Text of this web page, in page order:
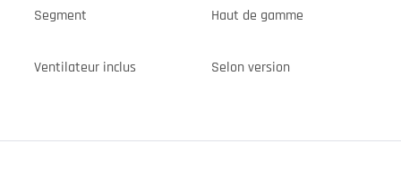
Segment Haut de gamme
Ventilateur inclus Selon version